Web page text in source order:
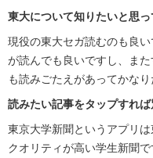
東大について知りたいと思
現役の東大セガ読むのも良
が読んでも良いですし、ま
も読みごたえがあってかなり
読みたい記事をタップすれ
東京大学新聞というアプリ
クオリティが高い学生新聞